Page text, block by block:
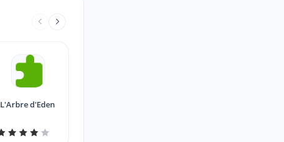
L'Arbre d'Eden